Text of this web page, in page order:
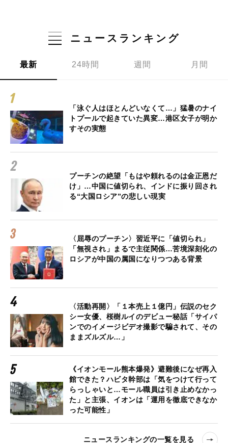
ニュースランキング
最新 24時間 週間 月間
「泳ぐ人はほとんどいなくて…」猛暑のナイ
トプールで起きていた異変…港区女子が明か
すその実態
プーチンの絶望「もはや頼れるのは金正恩だ
け」…中国に値切られ、インドに振り回され
る“大国ロシア”の悲しい現実
〈屈辱のプーチン〉習近平に「値切られ」
「無視され」まるで主従関係…苦境深刻化の
ロシアが中国の属国になりつつある背景
〈活動再開〉「１本売上１億円」伝説のセク
シー女優、桜樹ルイのデビュー秘話「サイパ
ンでのイメージビデオ撮影で騙されて、その
ままズルズル…」
《イオンモール熊本爆発》避難後になぜ再入
館できた？ハビタ幹部は「気をつけて行って
らっしゃいと…モール職員は引き止めなかっ
た」と主張、イオンは「運用を徹底できなか
った可能性」
ニュースランキングの一覧を見る